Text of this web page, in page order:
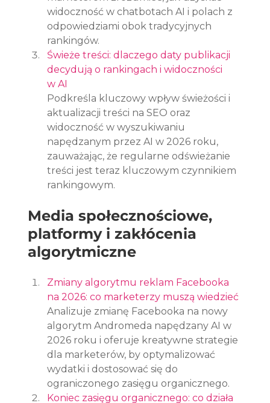
widoczność w chatbotach AI i polach z
odpowiedziami obok tradycyjnych
rankingów.
Świeże treści: dlaczego daty publikacji
decydują o rankingach i widoczności
w AI
Podkreśla kluczowy wpływ świeżości i
aktualizacji treści na SEO oraz
widoczność w wyszukiwaniu
napędzanym przez AI w 2026 roku,
zauważając, że regularne odświeżanie
treści jest teraz kluczowym czynnikiem
rankingowym.
Media społecznościowe,
platformy i zakłócenia
algorytmiczne
Zmiany algorytmu reklam Facebooka
na 2026: co marketerzy muszą wiedzieć
Analizuje zmianę Facebooka na nowy
algorytm Andromeda napędzany AI w
2026 roku i oferuje kreatywne strategie
dla marketerów, by optymalizować
wydatki i dostosować się do
ograniczonego zasięgu organicznego.
Koniec zasięgu organicznego: co działa